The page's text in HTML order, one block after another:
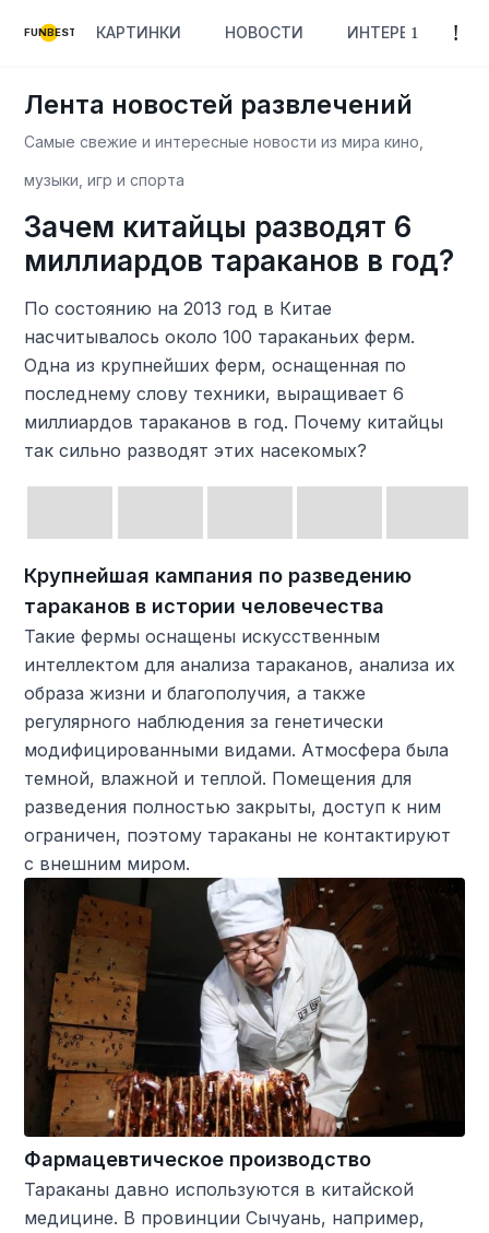
FUNBEST КАРТИНКИ НОВОСТИ ИНТЕРЕСНОЕ
Лента новостей развлечений
Самые свежие и интересные новости из мира кино,
музыки, игр и спорта
Зачем китайцы разводят 6
миллиардов тараканов в год?
По состоянию на 2013 год в Китае
насчитывалось около 100 тараканьих ферм.
Одна из крупнейших ферм, оснащенная по
последнему слову техники, выращивает 6
миллиардов тараканов в год. Почему китайцы
так сильно разводят этих насекомых?
Крупнейшая кампания по разведению
тараканов в истории человечества
Такие фермы оснащены искусственным
интеллектом для анализа тараканов, анализа их
образа жизни и благополучия, а также
регулярного наблюдения за генетически
модифицированными видами. Атмосфера была
темной, влажной и теплой. Помещения для
разведения полностью закрыты, доступ к ним
ограничен, поэтому тараканы не контактируют
с внешним миром.
Фармацевтическое производство
Тараканы давно используются в китайской
медицине. В провинции Сычуань, например,